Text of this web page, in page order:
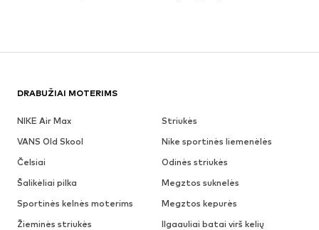
DRABUŽIAI MOTERIMS
NIKE Air Max
Striukės
VANS Old Skool
Nike sportinės liemenėlės
Čelsiai
Odinės striukės
Šalikėliai pilka
Megztos suknelės
Sportinės kelnės moterims
Megztos kepurės
Žieminės striukės
Ilgaauliai batai virš kelių